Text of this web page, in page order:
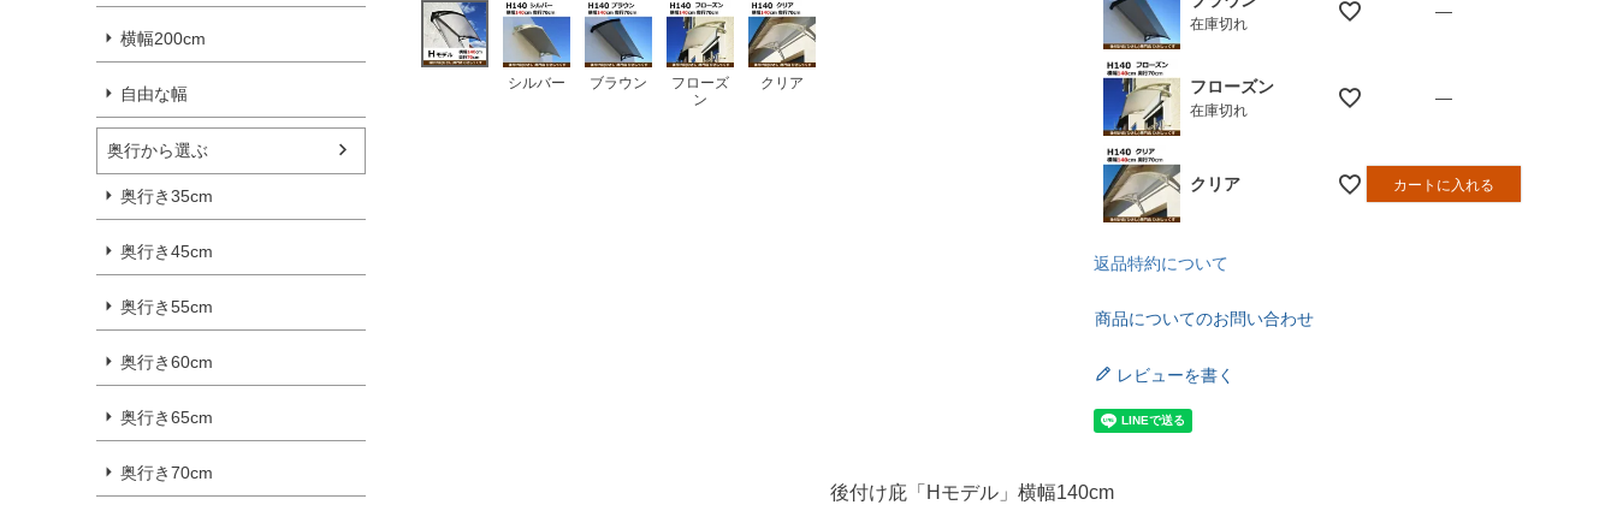
横幅200cm
自由な幅
奥行から選ぶ
奥行き35cm
奥行き45cm
奥行き55cm
奥行き60cm
奥行き65cm
奥行き70cm
シルバー ブラウン
フローズ
ン
クリア
在庫切れ
—
フローズン
在庫切れ
—
クリア カートに入れる
返品特約について
商品についてのお問い合わせ
レビューを書く
後付け庇「Hモデル」横幅140cm